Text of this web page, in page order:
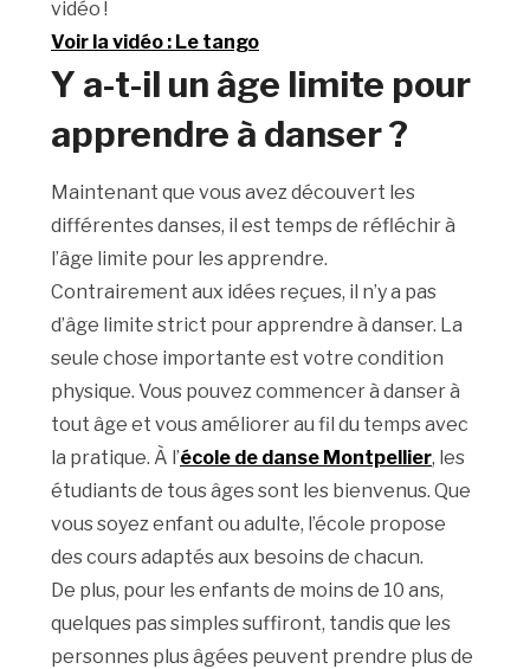
vidéo !
Voir la vidéo : Le tango
Y a-t-il un âge limite pour
apprendre à danser ?
Maintenant que vous avez découvert les
différentes danses, il est temps de réfléchir à
l’âge limite pour les apprendre.
Contrairement aux idées reçues, il n’y a pas
d’âge limite strict pour apprendre à danser. La
seule chose importante est votre condition
physique. Vous pouvez commencer à danser à
tout âge et vous améliorer au fil du temps avec
la pratique. À l’école de danse Montpellier, les
étudiants de tous âges sont les bienvenus. Que
vous soyez enfant ou adulte, l’école propose
des cours adaptés aux besoins de chacun.
De plus, pour les enfants de moins de 10 ans,
quelques pas simples suffiront, tandis que les
personnes plus âgées peuvent prendre plus de